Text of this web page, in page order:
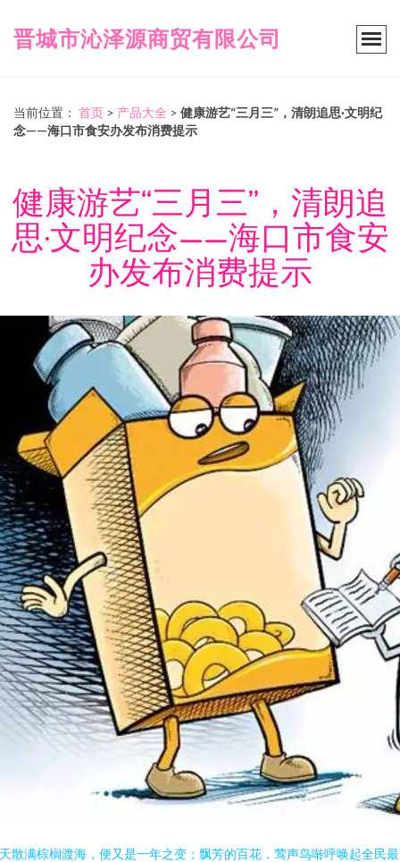
晋城市沁泽源商贸有限公司
当前位置： 首页 > 产品大全 > 健康游艺“三月三”，清朗追思·文明纪
念——海口市食安办发布消费提示
健康游艺“三月三”，清朗追
思·文明纪念——海口市食安
办发布消费提示
散满棕榈渡海，便又是一年之变；飘芳的百花，莺声鸟啭呼唤起全民